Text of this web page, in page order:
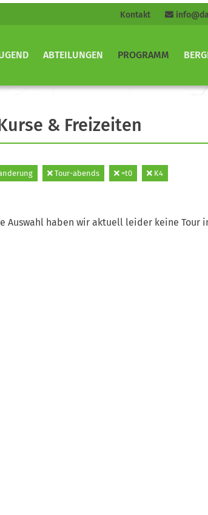
Kontakt
ABTEILUNGEN PROGRAMM
& Freizeiten
Tour-abends =t0 K4
Auswahl haben wir aktuell leider keine Tour